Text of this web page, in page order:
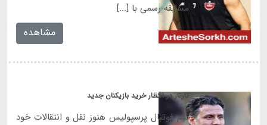
مسابقه رسمی با [...]
مشاهده
تارتار در انتظار خرید بازیکنان جدید
تیم فوتبال پرسپولیس هنوز نقل و انتقالات خود